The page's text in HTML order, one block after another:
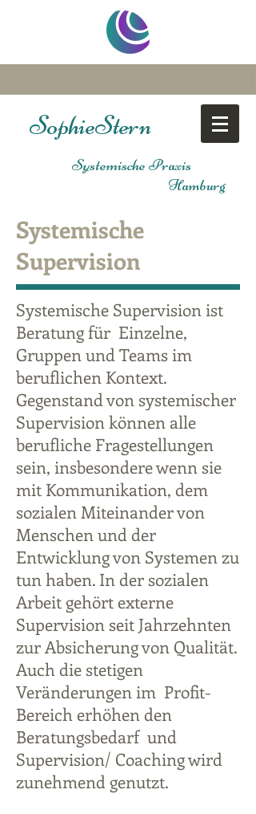
SophieStern
Systemische Praxis
Hamburg
Systemische
Supervision
Systemische Supervision ist
Beratung für Einzelne,
Gruppen und Teams im
beruflichen Kontext.
Gegenstand von systemischer
Supervision können alle
berufliche Fragestellungen
sein, insbesondere wenn sie
mit Kommunikation, dem
sozialen Miteinander von
Menschen und der
Entwicklung von Systemen zu
tun haben. In der sozialen
Arbeit gehört externe
Supervision seit Jahrzehnten
zur Absicherung von Qualität.
Auch die stetigen
Veränderungen im Profit-
Bereich erhöhen den
Beratungsbedarf und
Supervision/ Coaching wird
zunehmend genutzt.